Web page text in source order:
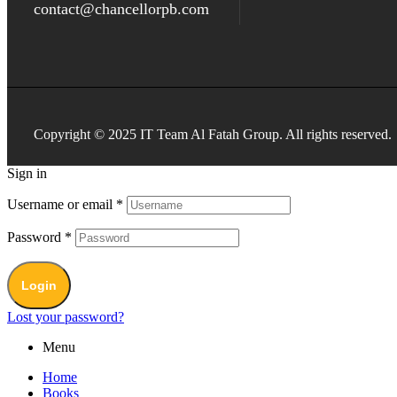
contact@chancellorpb.com
Copyright © 2025 IT Team Al Fatah Group. All rights reserved.
Sign in
Username or email *
Password *
Login
Lost your password?
Menu
Home
Books